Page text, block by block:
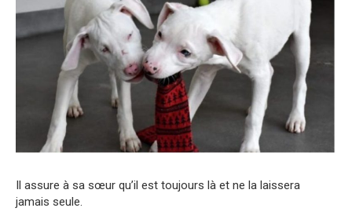
Il assure à sa sœur qu’il est toujours là et ne la laissera
jamais seule.